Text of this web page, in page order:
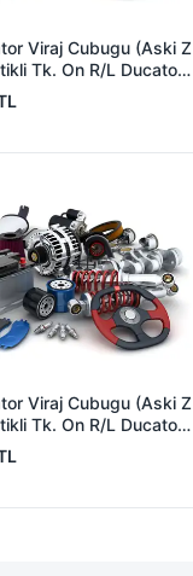
Viraj Cubugu (Aski Z
Tk. On R/L Ducato 3
3 06> (Orjinal
| MAXI 9182T | OEM
Viraj Cubugu (Aski Z
Tk. On R/L Ducato
1/2 ( Orjinal
| MAXI 9170T | OEM